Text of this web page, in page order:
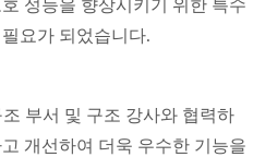
성능을 향상시키기 위한 특수
요가 되었습니다.
부서 및 구조 강사와 협력하
개선하여 더욱 우수한 기능을